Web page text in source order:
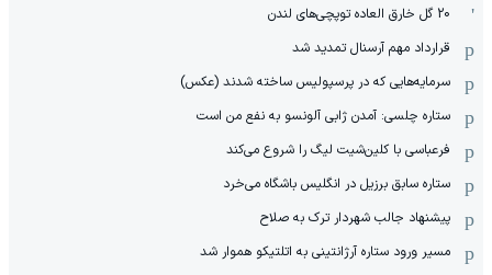
20 گل خارق العاده توپچی‌های لندن
قرارداد مهم آرسنال تمدید شد
سرمایه‌هایی که در پرسپولیس ساخته شدند (عکس)
ستاره چلسی: آمدن ژابی آلونسو به نفع من است
فرعباسی با کلین‌شیت لیگ را شروع می‌کند
ستاره سابق برزیل در انگلیس باشگاه می‌خرد
پیشنهاد جالب شهردار ترک به صلاح
مسیر ورود ستاره آرژانتینی به اتلتیکو هموار شد